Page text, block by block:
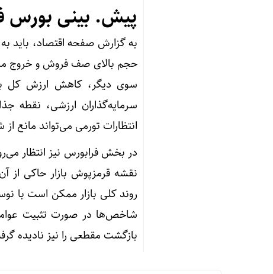
پیش. بینی بورس
به گزارش صفحه اقتصاد، باید
حجم بالای صف فروش و خروج
سرمایه‌گذاران ارزشی، نقطه
انتظارات تورمی می‌تواند
در بخش فرابورس نیز انتظار
نقشه قرمزپوش بازار حاکی از
روند کلی بازار ممکن است با
شاخص‌ها در صورت تثبیت
بازگشت مقطعی را نیز نادیده